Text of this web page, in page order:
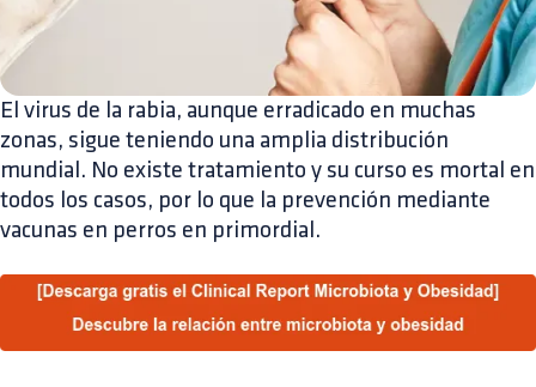
El virus de la rabia, aunque erradicado en muchas
zonas, sigue teniendo una amplia distribución
mundial. No existe tratamiento y su curso es mortal en
todos los casos, por lo que la prevención mediante
vacunas en perros en primordial.